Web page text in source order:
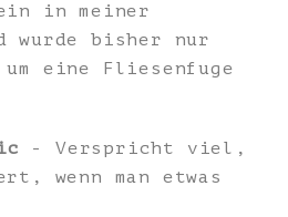
in meiner
wurde bisher nur
eine Fliesenfuge
- Verspricht viel,
wenn man etwas